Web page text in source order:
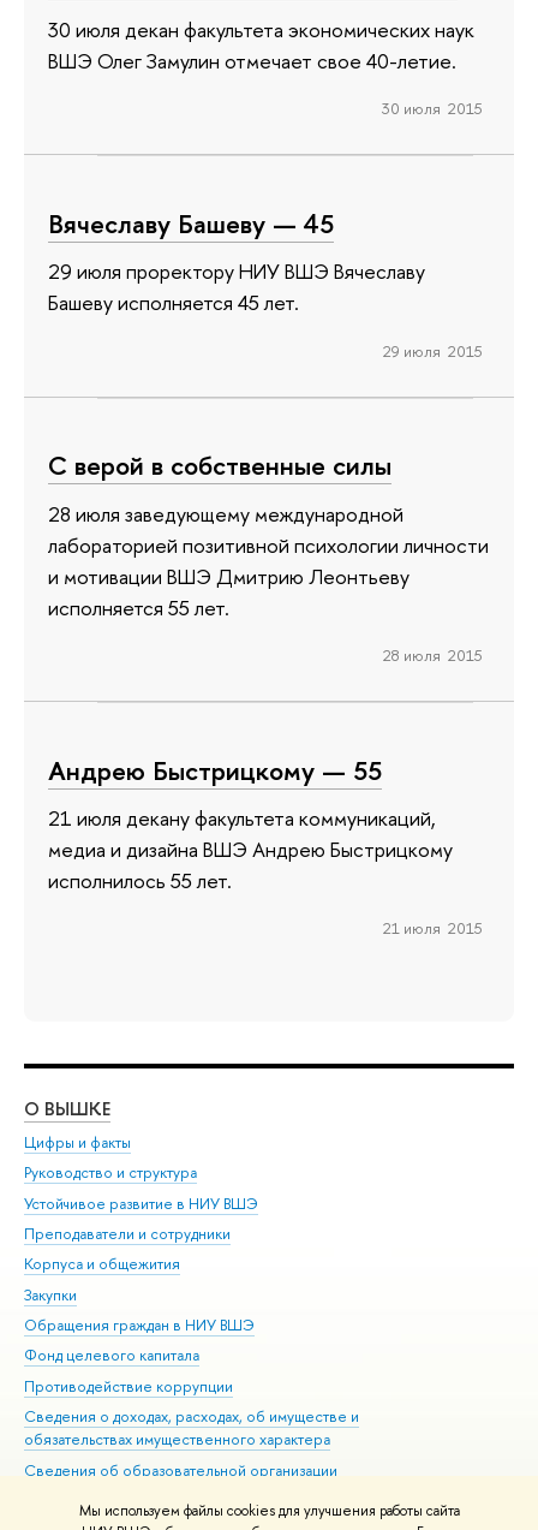
Мы используем файлы cookies для улучшения работы сайта
30 июля декан факультета экономических наук
ВШЭ Олег Замулин отмечает свое 40-летие.
30 июля 2015
Вячеславу Башеву — 45
29 июля проректору НИУ ВШЭ Вячеславу
Башеву исполняется 45 лет.
29 июля 2015
С верой в собственные силы
28 июля заведующему международной
лабораторией позитивной психологии личности
и мотивации ВШЭ Дмитрию Леонтьеву
исполняется 55 лет.
28 июля 2015
Андрею Быстрицкому — 55
21 июля декану факультета коммуникаций,
медиа и дизайна ВШЭ Андрею Быстрицкому
исполнилось 55 лет.
21 июля 2015
О ВЫШКЕ
Цифры и факты
Руководство и структура
Устойчивое развитие в НИУ ВШЭ
Преподаватели и сотрудники
Корпуса и общежития
Закупки
Обращения граждан в НИУ ВШЭ
Фонд целевого капитала
Противодействие коррупции
Сведения о доходах, расходах, об имуществе и
обязательствах имущественного характера
Сведения об образовательной организации
Людям с ограниченными возможностями здоровья